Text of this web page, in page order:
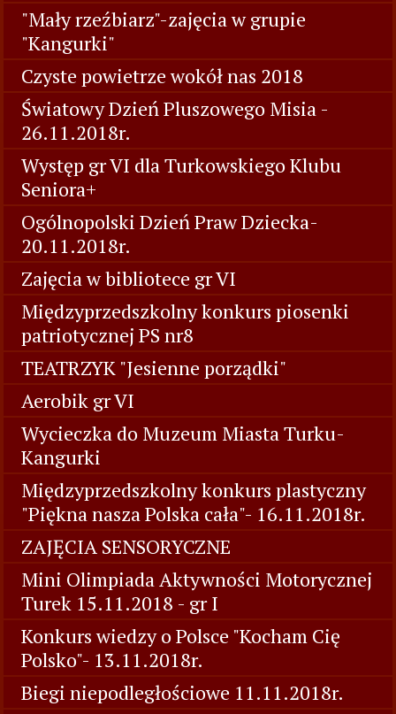
"Mały rzeźbiarz"-zajęcia w grupie
"Kangurki"
Czyste powietrze wokół nas 2018
Światowy Dzień Pluszowego Misia -
26.11.2018r.
Występ gr VI dla Turkowskiego Klubu
Seniora+
Ogólnopolski Dzień Praw Dziecka-
20.11.2018r.
Zajęcia w bibliotece gr VI
Międzyprzedszkolny konkurs piosenki
patriotycznej PS nr8
TEATRZYK "Jesienne porządki"
Aerobik gr VI
Wycieczka do Muzeum Miasta Turku-
Kangurki
Międzyprzedszkolny konkurs plastyczny
"Piękna nasza Polska cała"- 16.11.2018r.
ZAJĘCIA SENSORYCZNE
Mini Olimpiada Aktywności Motorycznej
Turek 15.11.2018 - gr I
Konkurs wiedzy o Polsce "Kocham Cię
Polsko"- 13.11.2018r.
Biegi niepodległościowe 11.11.2018r.